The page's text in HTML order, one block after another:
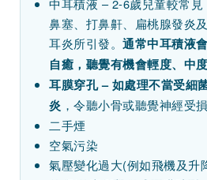
中耳積液 – 2-6歲兒童較常見
鼻塞、打鼻鼾、扁桃腺發炎
耳炎所引發。 通常中耳積液
自癒，聽覺有機會輕度、中
耳膜穿孔 – 如處理不當受細
炎 ，令聽小骨或聽覺神經受損
二手煙
空氣污染
氣壓變化過大(例如飛機及升